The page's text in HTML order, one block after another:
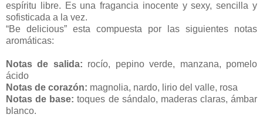
espíritu libre. Es una fragancia inocente y sexy, sencilla y
sofisticada a la vez.
“Be delicious” esta compuesta por las siguientes notas
aromáticas:
Notas de salida: rocío, pepino verde, manzana, pomelo
ácido
Notas de corazón: magnolia, nardo, lirio del valle, rosa
Notas de base:toques de sándalo, maderas claras, ámbar
blanco.